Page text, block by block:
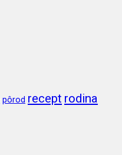
pôrod recept rodina